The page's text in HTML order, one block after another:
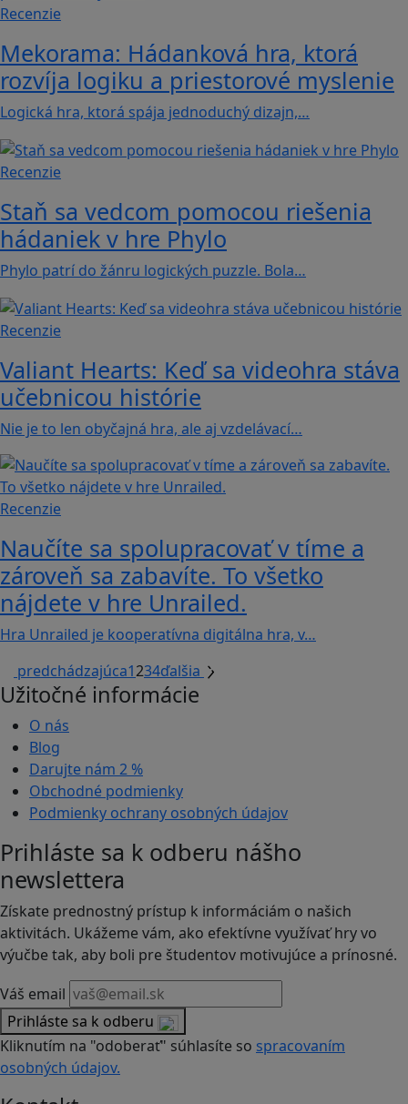
Recenzie
Mekorama: Hádanková hra, ktorá
rozvíja logiku a priestorové myslenie
Logická hra, ktorá spája jednoduchý dizajn,…
Recenzie
Staň sa vedcom pomocou riešenia
hádaniek v hre Phylo
Phylo patrí do žánru logických puzzle. Bola…
Recenzie
Valiant Hearts: Keď sa videohra stáva
učebnicou histórie
Nie je to len obyčajná hra, ale aj vzdelávací…
Recenzie
Naučíte sa spolupracovať v tíme a
zároveň sa zabavíte. To všetko
nájdete v hre Unrailed.
Hra Unrailed je kooperatívna digitálna hra, v…
predchádzajúca1234ďalšia
Užitočné informácie
O nás
Blog
Darujte nám 2 %
Obchodné podmienky
Podmienky ochrany osobných údajov
Prihláste sa k odberu nášho
newslettera
Získate prednostný prístup k informáciám o našich
aktivitách. Ukážeme vám, ako efektívne využívať hry vo
výučbe tak, aby boli pre študentov motivujúce a prínosné.
Váš email
Prihláste sa k odberu
Kliknutím na "odoberať" súhlasíte so spracovaním
osobných údajov.